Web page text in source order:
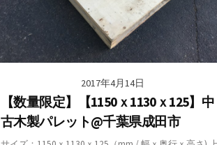
2017年4月14日
【数量限定】【1150ｘ1130ｘ125】中
古木製パレット@千葉県成田市